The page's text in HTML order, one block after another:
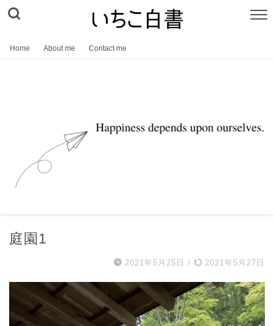
Home About me Contact me
庭園1
2021年5月25日 / 2021年5月27日